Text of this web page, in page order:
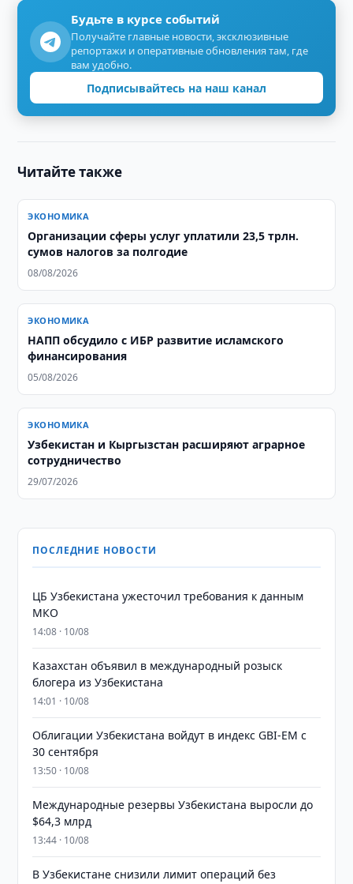
Будьте в курсе событий
Получайте главные новости, эксклюзивные
репортажи и оперативные обновления там, где
вам удобно.
Подписывайтесь на наш канал
Читайте также
ЭКОНОМИКА
Организации сферы услуг уплатили 23,5 трлн.
сумов налогов за полгодие
08/08/2026
ЭКОНОМИКА
НАПП обсудило с ИБР развитие исламского
финансирования
05/08/2026
ЭКОНОМИКА
Узбекистан и Кыргызстан расширяют аграрное
сотрудничество
29/07/2026
ПОСЛЕДНИЕ НОВОСТИ
ЦБ Узбекистана ужесточил требования к данным
МКО
14:08 · 10/08
Казахстан объявил в международный розыск
блогера из Узбекистана
14:01 · 10/08
Облигации Узбекистана войдут в индекс GBI-EM с
30 сентября
13:50 · 10/08
Международные резервы Узбекистана выросли до
$64,3 млрд
13:44 · 10/08
В Узбекистане снизили лимит операций без